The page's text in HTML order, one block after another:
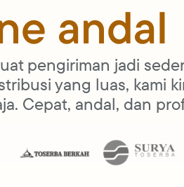
andal
pengiriman jadi
yang luas, kami
Cepat, andal, dan